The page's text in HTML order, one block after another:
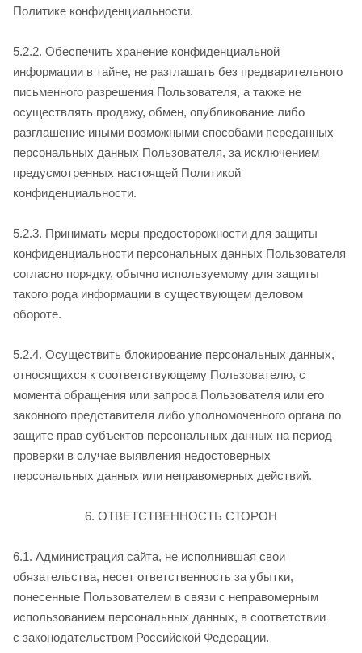
Политике конфиденциальности.
5.2.2. Обеспечить хранение конфиденциальной
информации в тайне, не разглашать без предварительного
письменного разрешения Пользователя, а также не
осуществлять продажу, обмен, опубликование либо
разглашение иными возможными способами переданных
персональных данных Пользователя, за исключением
предусмотренных настоящей Политикой
конфиденциальности.
5.2.3. Принимать меры предосторожности для защиты
конфиденциальности персональных данных Пользователя
согласно порядку, обычно используемому для защиты
такого рода информации в существующем деловом
обороте.
5.2.4. Осуществить блокирование персональных данных,
относящихся к соответствующему Пользователю, с
момента обращения или запроса Пользователя или его
законного представителя либо уполномоченного органа по
защите прав субъектов персональных данных на период
проверки в случае выявления недостоверных
персональных данных или неправомерных действий.
6. ОТВЕТСТВЕННОСТЬ СТОРОН
6.1. Администрация сайта, не исполнившая свои
обязательства, несет ответственность за убытки,
понесенные Пользователем в связи с неправомерным
использованием персональных данных, в соответствии
с законодательством Российской Федерации.